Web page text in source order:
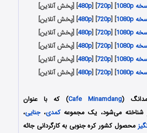
] [
720p
] [
480p] [پخش آنلاین]
] [
720p
] [
480p] [پخش آنلاین]
] [
720p
] [
480p] [پخش آنلاین]
] [
720p
] [
480p] [پخش آنلاین]
] [
720p
] [
480p] [پخش آنلاین]
] [
720p
] [
480p] [پخش آنلاین]
(
Cafe Minamdang) که با عنوان
کمدی،جنایی،
محصول کشور کره جنوبی به کارگردانیجائه